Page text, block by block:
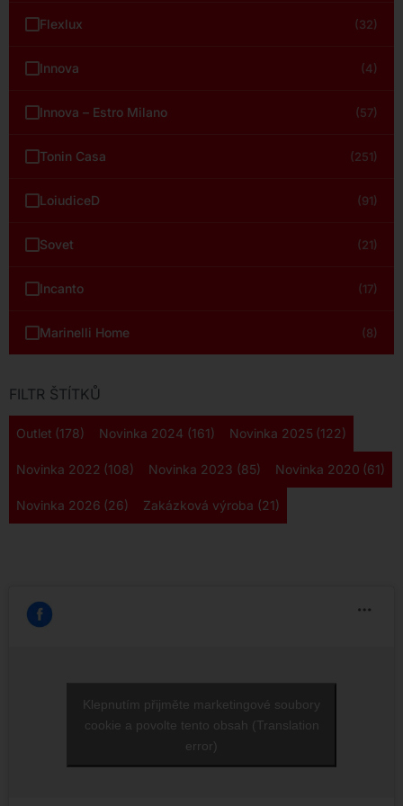
Flexlux (32)
Innova (4)
Innova – Estro Milano (57)
Tonin Casa (251)
LoiudiceD (91)
Sovet (21)
Incanto (17)
Marinelli Home (8)
FILTR ŠTÍTKŮ
Outlet (178) Novinka 2024 (161) Novinka 2025 (122)
Novinka 2022 (108) Novinka 2023 (85) Novinka 2020 (61)
Novinka 2026 (26) Zakázková výroba (21)
Klepnutím přijměte marketingové soubory
cookie a povolte tento obsah (Translation
error)